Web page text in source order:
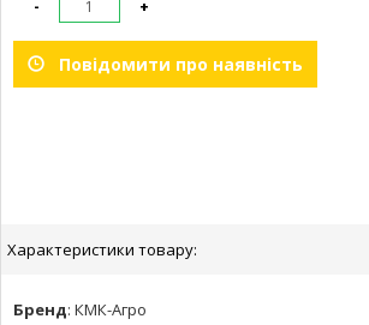
- +
Повідомити про наявність
Характеристики товару:
Бренд: КМК-Агро